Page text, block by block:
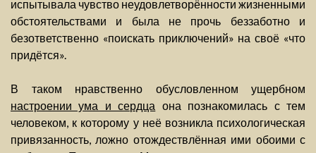
испытывала чувство неудовлетворённости жизненными
обстоятельствами и была не прочь беззаботно и
безответственно «поискать приключений» на своё «что
придётся».
В таком нравственно обусловленном ущербном
настроении ума и сердца она познакомилась с тем
человеком, к которому у неё возникла психологическая
привязанность, ложно отождествлённая ими обоими с